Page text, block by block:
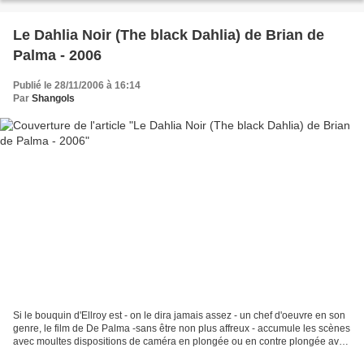
Le Dahlia Noir (The black Dahlia) de Brian de
Palma - 2006
Publié le 28/11/2006 à 16:14
Par Shangols
Si le bouquin d'Ellroy est - on le dira jamais assez - un chef d'oeuvre en son
genre, le film de De Palma -sans être non plus affreux - accumule les scènes
avec moultes dispositions de caméra en plongée ou en contre plongée avec